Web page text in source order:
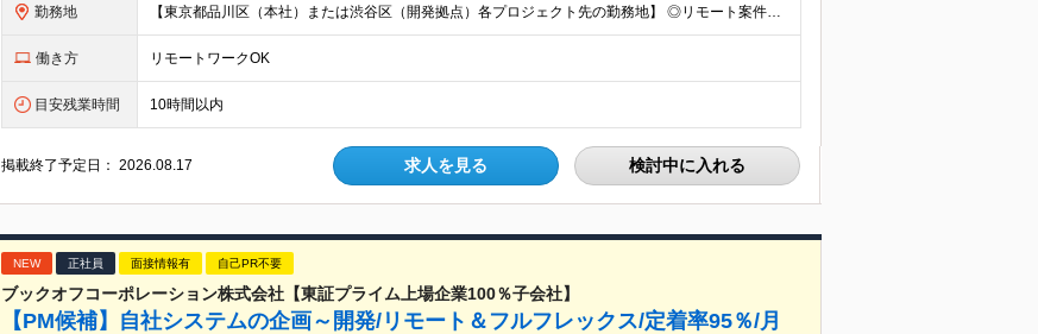
勤務地 【東京都品川区（本社）または渋谷区（開発拠点）各プロジェクト先の勤務地】 ◎リモート案件も多数のため在宅勤務も可能です！ 常駐・ハイブリッド型・フルリモートなど柔軟に対応しています。 ※転勤はございま
働き方 リモートワークOK
目安残業時間 10時間以内
掲載終了予定日：2026.08.17 求人を見る 検討中に入れる
NEW 正社員 面接情報有 自己PR不要
ブックオフコーポレーション株式会社【東証プライム上場企業100％子会社】
【PM候補】自社システムの企画～開発/リモート＆フルフレックス/定着率95％/月